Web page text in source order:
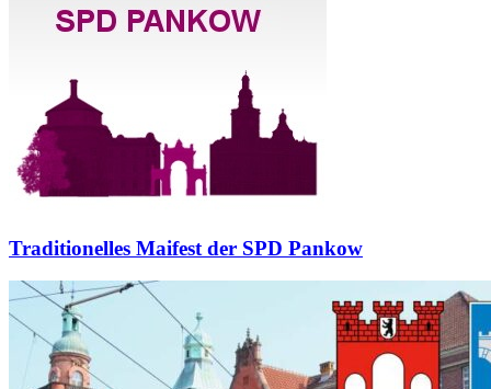
Traditionelles Maifest der SPD Pankow